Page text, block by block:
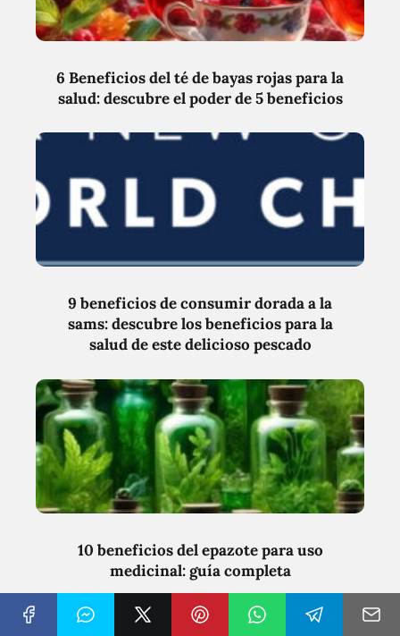
6 Beneficios del té de bayas rojas para la
salud: descubre el poder de 5 beneficios
9 beneficios de consumir dorada a la
sams: descubre los beneficios para la
salud de este delicioso pescado
10 beneficios del epazote para uso
medicinal: guía completa